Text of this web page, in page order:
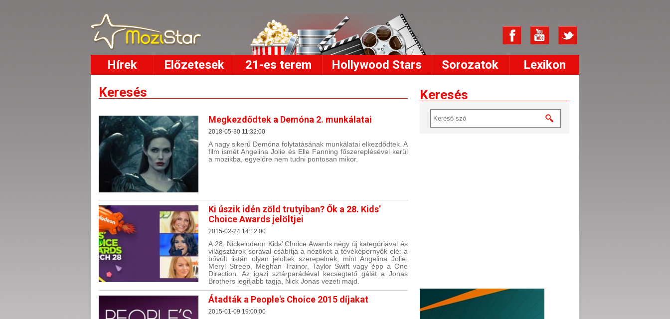
Hírek Előzetesek 21-es terem Hollywood Stars Sorozatok Lexikon
Keresés
Megkezdődtek a Demóna 2. munkálatai
2018-05-30 11:32:00
A nagy sikerű Demóna folytatásának munkálatai elkezdődtek. A
film ismét Angelina Jolie és Elle Fanning főszereplésével kerül
a mozikba, egyelőre nem tudni pontosan mikor.
Ki úszik idén zöld trutyiban? Ők a 28. Kids’
Choice Awards jelöltjei
2015-02-24 14:12:00
A 28. Nickelodeon Kids’ Choice Awards négy új kategóriával és
világsztárok sorával csábítja a nézőket a tévéképernyők elé: a
bővült listán olyan jelöltek szerepelnek, mint Angelina Jolie,
Meryl Streep, Meghan Trainor, Taylor Swift vagy épp a One
Direction. Az igazi sztárparádéval kecsegtető gálát a Jonas
Brothers legifjabb tagja, Nick Jonas vezeti majd.
Átadták a People's Choice 2015 díjakat
2015-01-09 19:00:00
Keresés